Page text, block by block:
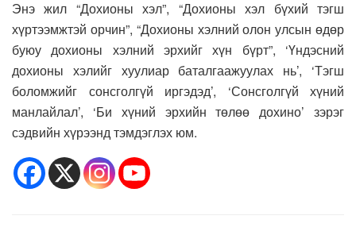
Энэ жил “Дохионы хэл”, “Дохионы хэл бүхий тэгш
хүртээмжтэй орчин”, “Дохионы хэлний олон улсын өдөр
буюу дохионы хэлний эрхийг хүн бүрт”, ‘Үндэсний
дохионы хэлийг хуулиар баталгаажуулах нь’, ‘Тэгш
боломжийг сонсголгүй иргэдэд’, ‘Сонсголгүй хүний
манлайлал’, ‘Би хүний эрхийн төлөө дохино’ зэрэг
сэдвийн хүрээнд тэмдэглэх юм.